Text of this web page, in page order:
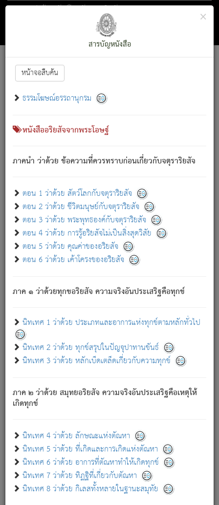
ตอน 1 ว่าด้วย สัตว์โลกกับจตุราริยสัจ
สารบัญ×
สารบัญหนังสือ
หน้าจอสืบค้น
ธรรมโฆษณ์อรรถานุกรม
หนังสืออริยสัจจากพระโอษฐ์
ภาคนำ ว่าด้วย ข้อความที่ควรทราบก่อนเกี่ยวกับจตุราริยสัจ
ตอน 1 ว่าด้วย สัตว์โลกกับจตุราริยสัจ
ตอน 2 ว่าด้วย ชีวิตมนุษย์กับจตุราริยสัจ
ตอน 3 ว่าด้วย พระพุทธองค์กับจตุราริยสัจ
ตอน 4 ว่าด้วย การรู้อริยสัจไม่เป็นสิ่งสุดวิสัย
ตอน 5 ว่าด้วย คุณค่าของอริยสัจ
ตอน 6 ว่าด้วย เค้าโครงของอริยสัจ
ภาค ๑ ว่าด้วยทุกขอริยสัจ ความจริงอันประเสริฐคือทุกข์
นิทเทศ 1 ว่าด้วย ประเภทและอาการแห่งทุกข์ตามหลักทั่วไป
นิทเทศ 2 ว่าด้วย ทุกข์สรุปในปัญจุปาทานขันธ์
นิทเทศ 3 ว่าด้วย หลักเบ็ดเตล็ดเกี่ยวกับความทุกข์
ภาค ๒ ว่าด้วย สมุทยอริยสัจ ความจริงอันประเสริฐคือเหตุให้
เกิดทุกข์
นิทเทศ 4 ว่าด้วย ลักษณะแห่งตัณหา
นิทเทศ 5 ว่าด้วย ที่เกิดและการเกิดแห่งตัณหา
นิทเทศ 6 ว่าด้วย อาการที่ตัณหาทำให้เกิดทุกข์
นิทเทศ 7 ว่าด้วย ทิฏฐิที่เกี่ยวกับตัณหา
นิทเทศ 8 ว่าด้วย กิเลสทั้งหลายในฐานะสมุทัย
Font :15 ]||
สัตว์โลกนี้ เกิดความเดือดร้อนแล้ว มีผัสสะบังหน้า
เขาสำคัญสิ่งใด โดยความเป็นประการใด แต่สิ่งนั้นย่อมเป็น
(ตามที่เป็นจริง) โดยประการอื่นจากที่เขาสำคัญนั้น
สัตว์โลกติดข้องอยู่ในภพ ถูกภพบังหน้าแล้ว มีภพโดยความ
เป็นอย่างอื่น (จากที่มันเป็นอยู่จริง) จึงได้เพลิดเพลินยิ่งนักในภพ
เขาเพลิดเพลินยิ่งนักในสิ่งใด สิ่งนั้นเป็นภัย (ที่เขาไม่รู้จัก)
เขากลัวต่อสิ่งใดสิ่งนั้นเป็นทุกข์
พรหมจรรย์นี้ อันบุคคลย่อมประพฤติ ก็เพื่อการละขาดซึ่ง
ภพ.
สมณะหรือพราหมณ์เหล่าใด กล่าวความหลุดพ้นจากภพว่า
มีได้เพราะภพ เรากล่าวว่า สมณะหรือพราหมณ์ทั้งปวงนั้น
มิใช่ผู้หลดพ้นจากภพ.
ภพ ว่ามีได้เพราะวิภพ[2]: เรากล่าวว่า สมณะหรือพราหมณ์ทั้ง
ปวงนั้น ก็ยังสลัดภพออกไปไม่ได้.
ก็ทุกข์นี้มีขึ้น เพราะอาศัยซึ่งอุปธิทั้งปวง.
เพราะความสิ้นไปแห่งอุปาทานทั้งปวง ความเกิดขึ้นแห่ง
ทุกข์จึงไม่มี.
ท่านจงดูโลกนี้เถิด (จะเห็นว่า) สัตว์ทั้งหลายอันอวิชาหนา
แน่นบังหนาแล้ว; และว่า สัตว์ผู้ยินดีในภพอันเป็นแล้วนั้น ย่อม
อันเป็นไปในที่หรือเวลาทั้งปวง[3]เพื่อความมีแห่งประโยชน์โดย
ประการทั้งปวง; ภพทั้งหลายทั้งหมดนั้น ไม่เที่ยง เป็นทุกข์ มี
ความแปรปรวนเป็นธรรมดา.
อย่างนี้อยู่; เขาย่อมละภวตัณหาได้ และไม่เพลิดเพลินวิภวตัณหา
ด้วย.
ความดับเพราะความสำรอกไม่เหลือ (แห่งภพทั้งหลาย)
เพราะความสิ้นไปแห่งตัณหาโดยประการทั้งปวง นั้นคือ
นิพพาน.
ภพใหม่ย่อมไม่มีแก่ภิกษุนั้น ผู้ดับเย็นสนิทแล้ว เพราะไม่มี